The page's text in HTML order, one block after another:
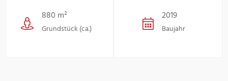
880 m²
Grundstück (ca.)
2019
Baujahr